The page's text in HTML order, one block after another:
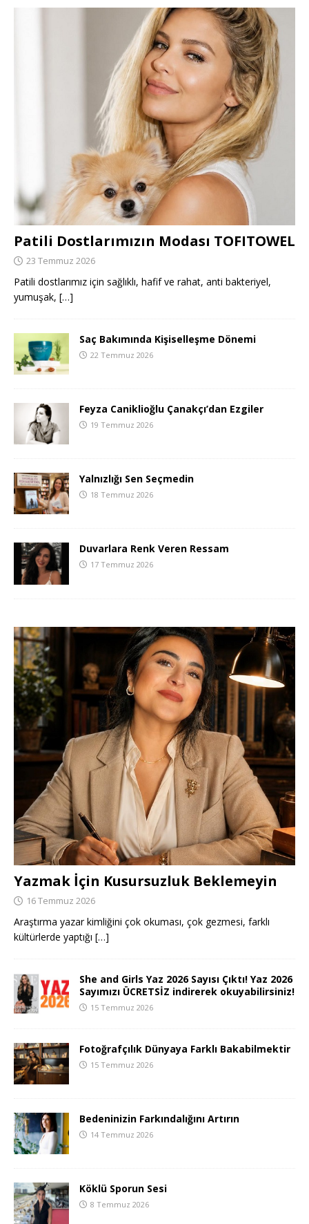
Patili Dostlarımızın Modası TOFITOWEL
23 Temmuz 2026
Patili dostlarımız için sağlıklı, hafif ve rahat, anti bakteriyel,
yumuşak, […]
Saç Bakımında Kişiselleşme Dönemi
22 Temmuz 2026
Feyza Caniklioğlu Çanakçı’dan Ezgiler
19 Temmuz 2026
Yalnızlığı Sen Seçmedin
18 Temmuz 2026
Duvarlara Renk Veren Ressam
17 Temmuz 2026
Yazmak İçin Kusursuzluk Beklemeyin
16 Temmuz 2026
Araştırma yazar kimliğini çok okuması, çok gezmesi, farklı
kültürlerde yaptığı […]
She and Girls Yaz 2026 Sayısı Çıktı! Yaz 2026
Sayımızı ÜCRETSİZ indirerek okuyabilirsiniz!
15 Temmuz 2026
Fotoğrafçılık Dünyaya Farklı Bakabilmektir
15 Temmuz 2026
Bedeninizin Farkındalığını Artırın
14 Temmuz 2026
Köklü Sporun Sesi
8 Temmuz 2026